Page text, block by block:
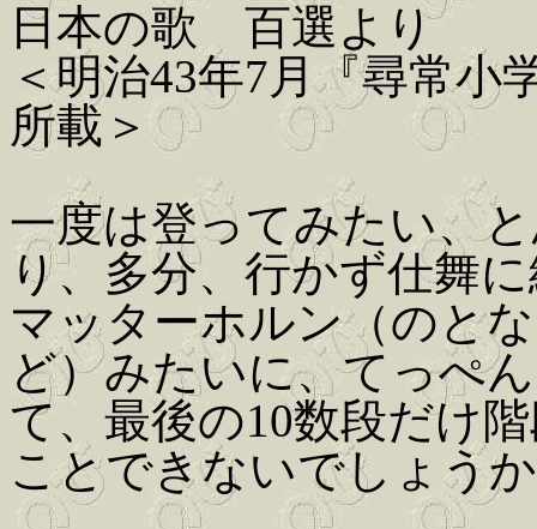
日本の歌 百選より
＜明治43年7月『尋常小
所載＞
一度は登ってみたい、
り、多分、行かず仕舞
マッターホルン（のと
ど）みたいに、てっぺ
て、最後の10数段だけ
ことできないでしょう